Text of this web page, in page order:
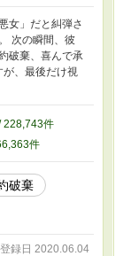
女」だと糾弾さ
次の瞬間、彼
破棄、喜んで承
、最後だけ視
228,743件
件
破棄
登録日 2020.06.04